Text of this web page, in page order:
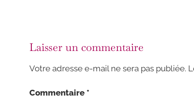
Laisser un commentaire
Votre adresse e-mail ne sera pas publiée.
Commentaire *